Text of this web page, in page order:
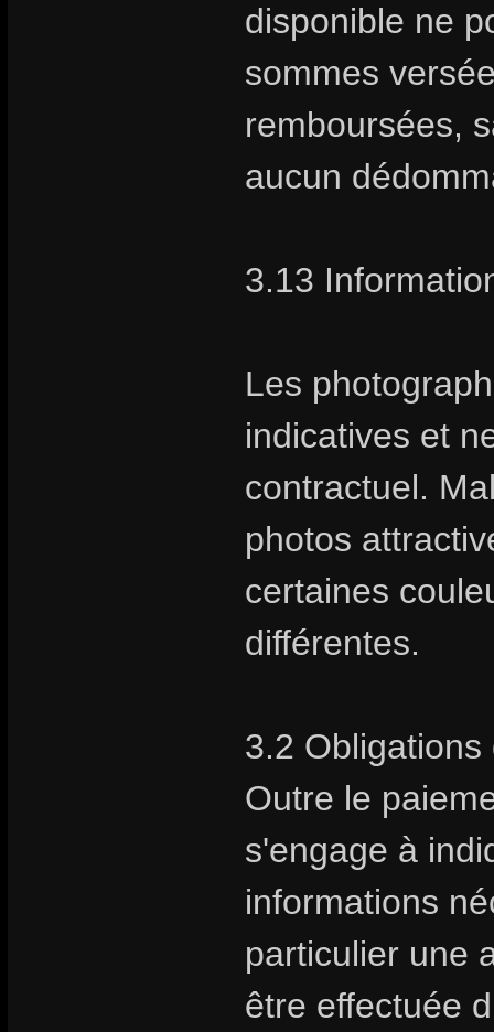
disponible ne
sommes
remboursées,
aucun
3.13
Les
indicatives et
contractuel.
photos
certaines
différentes.
3.2
Outre le
s'engage à
informations
particulier une
être effectuée